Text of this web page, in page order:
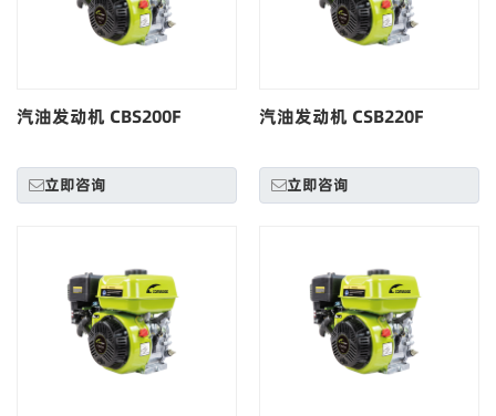
汽油发动机 CBS200F
立即咨询
汽油发动机 CSB220F
立即咨询